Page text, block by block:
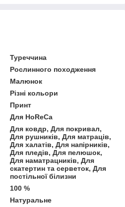
Туреччина
Рослинного походження
Малюнок
Різні кольори
Принт
Для HoReCa
Для ковдр, Для покривал,
Для рушників, Для матраців,
Для халатів, Для напірників,
Для пледів, Для пелюшок,
Для наматрацників, Для
скатертин та серветок, Для
постільної білизни
100 %
Натуральне